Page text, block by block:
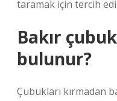
taramak için tercih
Bakır
bulunur?
Çubukları kırmadan